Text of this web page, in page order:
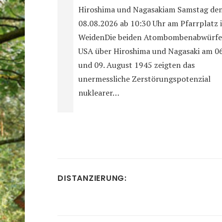
Hiroshima und Nagasakiam Samstag
08.08.2026 ab 10:30 Uhr am Pfarrplatz
WeidenDie beiden
USA über Hiroshima und Nagasaki am
und 09. August 1945 zeigten das
unermessliche Zerstörungspotenzial
nuklearer…
DISTANZIERUNG: